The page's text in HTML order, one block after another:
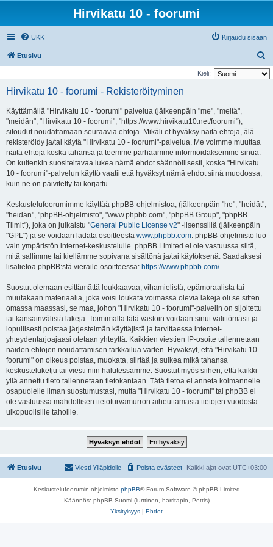
Hirvikatu 10 - foorumi
UKK Kirjaudu sisään
Etusivu
t
Kieli:
Hirvikatu 10 - foorumi - Rekisteröityminen
Käyttämällä "Hirvikatu 10 - foorumi" palvelua (jälkeenpäin "me", "meitä",
"meidän", "Hirvikatu 10 - foorumi", "https://www.hirvikatu10.net/foorumi"),
sitoudut noudattamaan seuraavia ehtoja. Mikäli et hyväksy näitä ehtoja, älä
rekisteröidy ja/tai käytä "Hirvikatu 10 - foorumi"-palvelua. Me voimme muuttaa
näitä ehtoja koska tahansa ja teemme parhaamme informoidaksemme sinua.
On kuitenkin suositeltavaa lukea nämä ehdot säännöllisesti, koska "Hirvikatu
10 - foorumi"-palvelun käyttö vaatii että hyväksyt nämä ehdot siinä muodossa,
kuin ne on päivitetty tai korjattu.
Keskustelufoorumimme käyttää phpBB-ohjelmistoa, (jälkeenpäin "he", "heidät",
"heidän", "phpBB-ohjelmisto", "www.phpbb.com", "phpBB Group", "phpBB
Tiimit"), joka on julkaistu "General Public License v2" -lisenssillä (jälkeenpäin
"GPL") ja se voidaan ladata osoitteesta www.phpbb.com. phpBB-ohjelmisto luo
vain ympäristön internet-keskustelulle. phpBB Limited ei ole vastuussa siitä,
mitä sallimme tai kiellämme sopivana sisältönä ja/tai käytöksenä. Saadaksesi
lisätietoa phpBB:stä vieraile osoitteessa: https://www.phpbb.com/.
Suostut olemaan esittämättä loukkaavaa, vihamielistä, epämoraalista tai
muutakaan materiaalia, joka voisi loukata voimassa olevia lakeja oli se sitten
omassa maassasi, se maa, johon "Hirvikatu 10 - foorumi"-palvelin on sijoitettu
tai kansainvälisiä lakeja. Toimimalla tätä vastoin voidaan sinut välittömästi ja
lopullisesti poistaa järjestelmän käyttäjistä ja tarvittaessa internet-
yhteydentarjoajaasi otetaan yhteyttä. Kaikkien viestien IP-osoite tallennetaan
näiden ehtojen noudattamisen tarkkailua varten. Hyväksyt, että "Hirvikatu 10 -
foorumi" on oikeus poistaa, muokata, siirtää ja sulkea mikä tahansa
keskusteluketju tai viesti niin halutessamme. Suostut myös siihen, että kaikki
yllä annettu tieto tallennetaan tietokantaan. Tätä tietoa ei anneta kolmannelle
osapuolelle ilman suostumustasi, mutta "Hirvikatu 10 - foorumi" tai phpBB ei
ole vastuussa mahdollisen tietoturvamurron aiheuttamasta tietojen vuodosta
ulkopuolisille tahoille.
Etusivu Kaikki ajat ovat UTC+03:00
Poista evästeet
Viesti Ylläpidolle
Keskustelufoorumin ohjelmisto phpBB® Forum Software © phpBB Limited
Käännös: phpBB Suomi (lurttinen, harritapio, Pettis)
Yksityisyys | Ehdot